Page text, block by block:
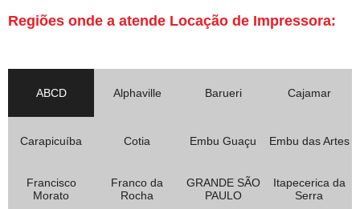
Regiões onde a atende Locação de Impressora:
ABCD Alphaville Barueri Cajamar
Carapicuíba Cotia Embu Guaçu Embu das Artes
Francisco
Morato
Franco da
Rocha
GRANDE SÃO
PAULO
Itapecerica da
Serra